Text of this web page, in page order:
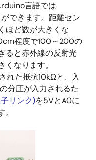
言語では
できます。距離セン
ほど数が大きくな
程度で100～200の
ると赤外線の反射光
なります。
れた抵抗10kΩと、入
分圧が入力されるた
リンク)を5VとA0に